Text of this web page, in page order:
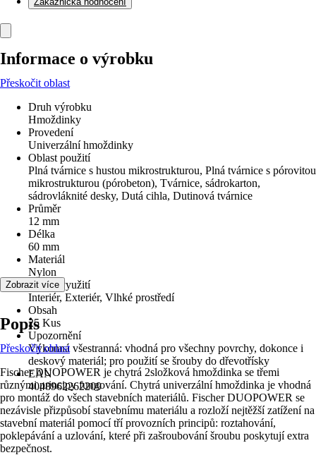
Informace o výrobku
Přeskočit oblast
Druh výrobku
Hmoždinky
Provedení
Univerzální hmoždinky
Oblast použití
Plná tvárnice s hustou mikrostrukturou, Plná tvárnice s pórovitou
mikrostrukturou (pórobeton), Tvárnice, sádrokarton,
sádrovláknité desky, Dutá cihla, Dutinová tvárnice
Průměr
12 mm
Délka
60 mm
Materiál
Nylon
Oblast využití
Interiér, Exteriér, Vlhké prostředí
Obsah
25 Kus
Upozornění
Výkonná všestranná: vhodná pro všechny povrchy, dokonce i
deskový materiál; pro použití se šrouby do dřevotřísky
EAN
4048962262209
Zobrazit více
Popis
Přeskočit oblast
Fischer DUOPOWER je chytrá 2složková hmoždinka se třemi
různými principy fungování. Chytrá univerzální hmoždinka je vhodná
pro montáž do všech stavebních materiálů. Fischer DUOPOWER se
nezávisle přizpůsobí stavebnímu materiálu a rozloží nejtěžší zatížení na
stavební materiál pomocí tří provozních principů: roztahování,
poklepávání a uzlování, které při zašroubování šroubu poskytují extra
bezpečnost.